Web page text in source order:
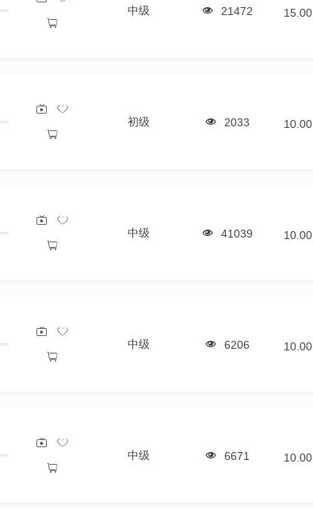
中级 21472 15.00
初级 2033 10.00
中级 41039 10.00
中级 6206 10.00
中级 6671 10.00